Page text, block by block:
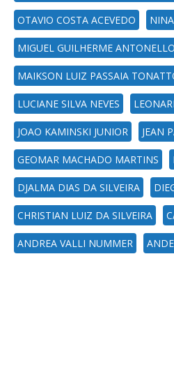
OTAVIO COSTA ACEVEDO
MIGUEL GUILHERME ANTONELLO
MAIKSON LUIZ PASSAIA
LUCIANE SILVA NEVES
JOAO KAMINSKI JUNIOR JEAN
GEOMAR MACHADO MARTINS
DJALMA DIAS DA SILVEIRA
CHRISTIAN LUIZ DA SILVEIRA
ANDREA VALLI NUMMER